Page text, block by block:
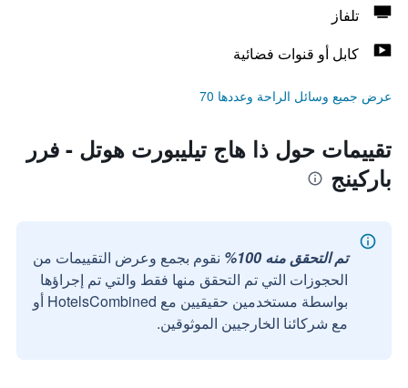
تلفاز
كابل أو قنوات فضائية
عرض جميع وسائل الراحة وعددها 70
تقييمات حول ذا هاج تيليبورت هوتل - فرر
باركينج
تم التحقق منه 100%
نقوم بجمع وعرض التقييمات من
الحجوزات التي تم التحقق منها فقط والتي تم إجراؤها
بواسطة مستخدمين حقيقيين مع HotelsCombined أو
مع شركائنا الخارجيين الموثوقين.